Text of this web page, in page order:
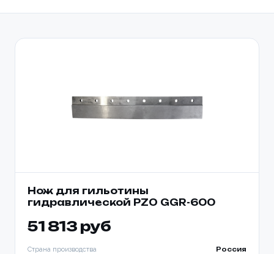
Нож для гильотины
гидравлической PZO GGR-600
51 813 руб
Страна производства Россия